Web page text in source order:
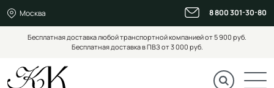
Москва 8 800 301-30-80
Бесплатная доставка любой транспортной компанией от 5 900 руб.
Бесплатная доставка в ПВЗ от 3 000 руб.